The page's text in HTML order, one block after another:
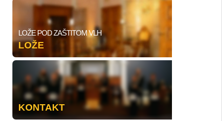
LOŽE POD ZAŠTITOM VLH
LOŽE
KONTAKT